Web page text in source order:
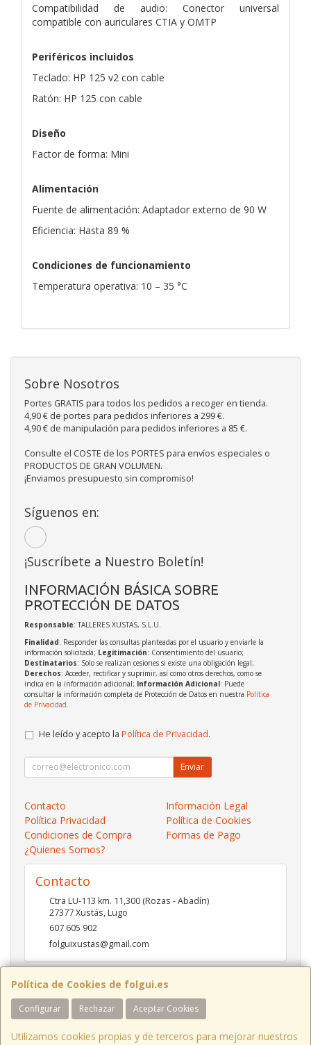
Compatibilidad de audio: Conector universal
compatible con auriculares CTIA y OMTP
Periféricos incluidos
Teclado: HP 125 v2 con cable
Ratón: HP 125 con cable
Diseño
Factor de forma: Mini
Alimentación
Fuente de alimentación: Adaptador externo de 90 W
Eficiencia: Hasta 89 %
Condiciones de funcionamiento
Temperatura operativa: 10 – 35 °C
Política de Cookies de folgui.es
Configurar Rechazar Aceptar Cookies
Utilizamos cookies propias y de terceros para mejorar nuestros
Sobre Nosotros
Portes GRATIS para todos los pedidos a recoger en tienda.
4,90 € de portes para pedidos inferiores a 299 €.
4,90 € de manipulación para pedidos inferiores a 85 €.
Consulte el COSTE de los PORTES para envíos especiales o
PRODUCTOS DE GRAN VOLUMEN.
¡Enviamos presupuesto sin compromiso!
Síguenos en:
¡Suscríbete a Nuestro Boletín!
INFORMACIÓN BÁSICA SOBRE
PROTECCIÓN DE DATOS
Responsable: TALLERES XUSTAS, S.L.U.
Finalidad: Responder las consultas planteadas por el usuario y enviarle la
información solicitada; Legitimación: Consentimiento del usuario;
Destinatarios: Solo se realizan cesiones si existe una obligación legal;
Derechos: Acceder, rectificar y suprimir, así como otros derechos, como se
indica en la información adicional; Información Adicional: Puede
consultar la información completa de Protección de Datos en nuestra Política
de Privacidad
He leído y acepto la Política de Privacidad.
Enviar
Contacto
Información Legal
Política Privacidad
Política de Cookies
Condiciones de Compra
Formas de Pago
¿Quienes Somos?
Contacto
Ctra LU-113 km. 11,300 (Rozas - Abadín)
27377Xustás,Lugo
607 605 902
folguixustas@gmail.com
Horario
Lunes a viernes de 10:00 a 14:00 y de 16:00 a 20:00.
Sábados de 10:00 a 14:00 y de 16:00 a 19:00